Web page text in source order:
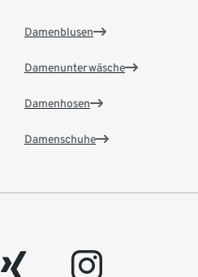
Damenblusen
Damenunterwäsche
Damenhosen
Damenschuhe
xing instagram